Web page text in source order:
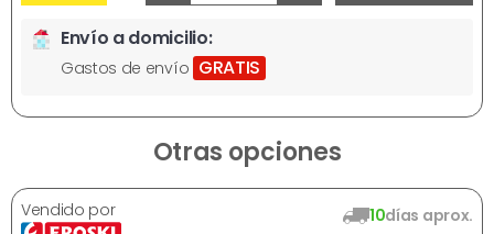
Envío a domicilio:
Gastos de envío GRATIS
Otras opciones
Vendido por 10días aprox.